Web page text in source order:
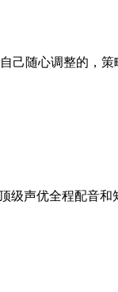
己随心调整的，
声优全程配音和